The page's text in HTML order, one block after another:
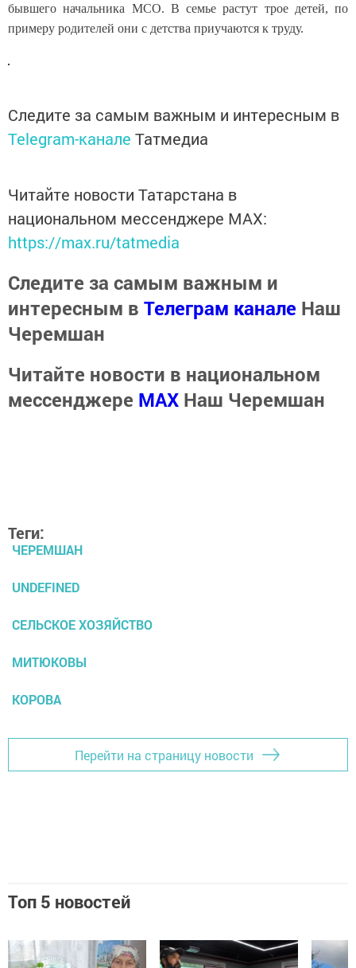
бывшего начальника МСО. В семье растут трое детей, по
примеру родителей они с детства приучаются к труду.
Следите за самым важным и интересным в
Telegram-канале Татмедиа
Читайте новости Татарстана в
национальном мессенджере MАХ:
https://max.ru/tatmedia
Следите за самым важным и
интересным в Телеграм канале Наш
Черемшан
Читайте новости в национальном
мессенджере MАХ Наш Черемшан
Теги:
ЧЕРЕМШАН
UNDEFINED
СЕЛЬСКОЕ ХОЗЯЙСТВО
МИТЮКОВЫ
КОРОВА
Перейти на страницу новости
Топ 5 новостей